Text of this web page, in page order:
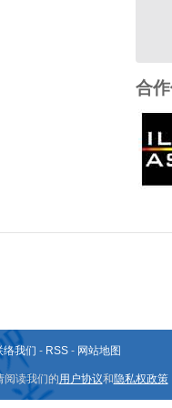
合
络我们 - RSS - 网站地图
阅读我们的用户协议和隐私权政策